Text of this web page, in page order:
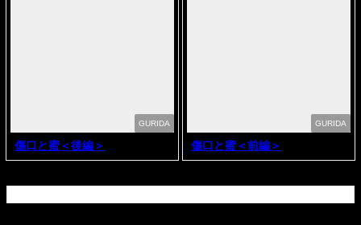
GURIDA
傷口と蜜＜後編＞
GURIDA
傷口と蜜＜前編＞